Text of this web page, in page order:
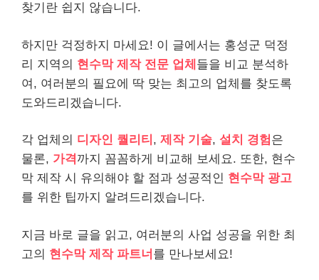
찾기란 쉽지 않습니다.
하지만 걱정하지 마세요! 이 글에서는 홍성군 덕정
리 지역의 현수막 제작 전문 업체 들을 비교 분석하
여, 여러분의 필요에 딱 맞는 최고의 업체를 찾도록
도와드리겠습니다.
각 업체의 디자인 퀄리티 , 제작 기술, 설치 경험은
물론, 가격 까지 꼼꼼하게 비교해 보세요. 또한, 현수
막 제작 시 유의해야 할 점과 성공적인 현수막 광고
를 위한 팁까지 알려드리겠습니다.
지금 바로 글을 읽고, 여러분의 사업 성공을 위한 최
고의 현수막 제작 파트너 를 만나보세요!